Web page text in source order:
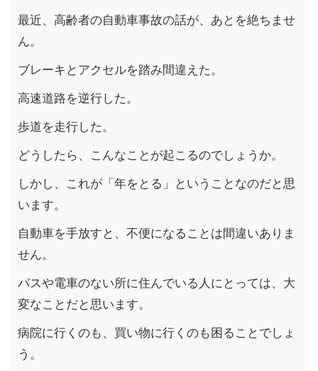
最近、高齢者の自動車事故の話が、あとを絶ちませ
ん。
ブレーキとアクセルを踏み間違えた。
高速道路を逆行した。
歩道を走行した。
どうしたら、こんなことが起こるのでしょうか。
しかし、これが「年をとる」ということなのだと思
います。
自動車を手放すと、不便になることは間違いありま
せん。
バスや電車のない所に住んでいる人にとっては、大
変なことだと思います。
病院に行くのも、買い物に行くのも困ることでしょ
う。